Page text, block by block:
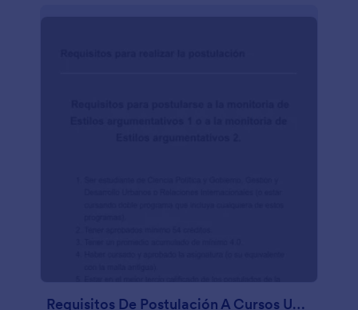
Requisitos De Postulación A Cursos Universitarios